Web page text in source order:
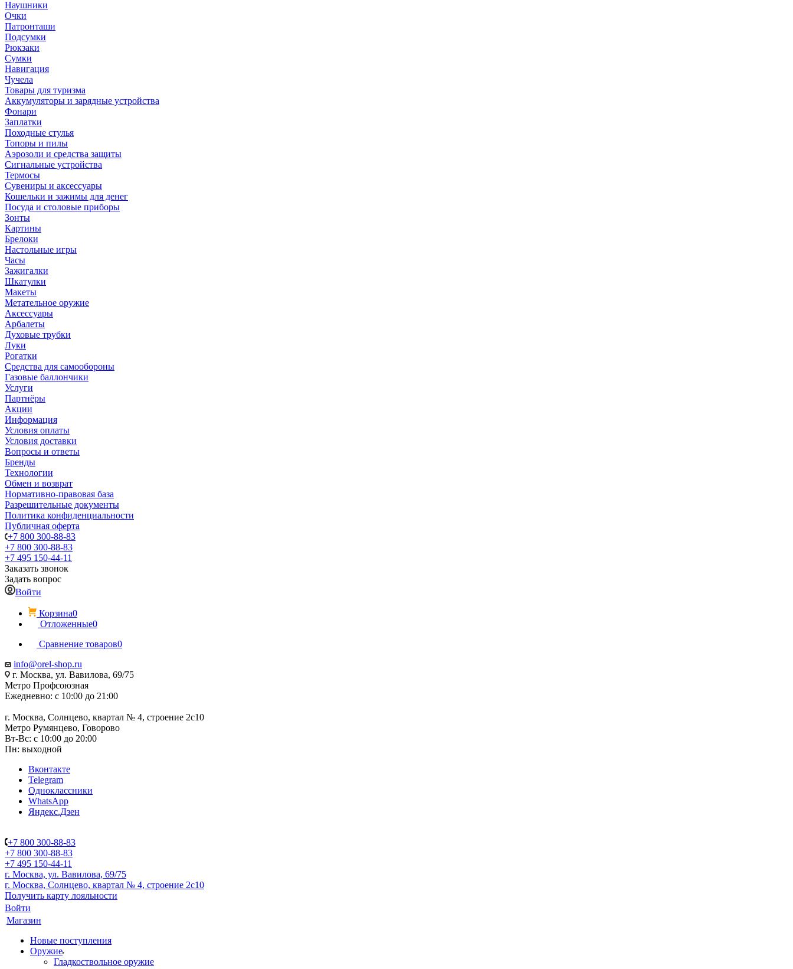
Наушники
Очки
Патронташи
Подсумки
Рюкзаки
Сумки
Навигация
Чучела
Товары для туризма
Аккумуляторы и зарядные устройства
Фонари
Заплатки
Походные стулья
Топоры и пилы
Аэрозоли и средства защиты
Сигнальные устройства
Термосы
Сувениры и аксессуары
Кошельки и зажимы для денег
Посуда и столовые приборы
Зонты
Картины
Брелоки
Настольные игры
Часы
Зажигалки
Шкатулки
Макеты
Метательное оружие
Аксессуары
Арбалеты
Духовые трубки
Луки
Рогатки
Средства для самообороны
Газовые баллончики
Услуги
Партнёры
Акции
Информация
Условия оплаты
Условия доставки
Вопросы и ответы
Бренды
Технологии
Обмен и возврат
Нормативно-правовая база
Разрешительные документы
Политика конфиденциальности
Публичная оферта
+7 800 300-88-83
+7 800 300-88-83
+7 495 150-44-11
Заказать звонок
Задать вопрос
Войти
Корзина0
Отложенные0
Сравнение товаров0
info@orel-shop.ru
г. Москва, ул. Вавилова, 69/75
Метро Профсоюзная
Ежедневно: с 10:00 до 21:00
г. Москва, Солнцево, квартал № 4, строение 2с10
Метро Румянцево, Говорово
Вт-Вс: с 10:00 до 20:00
Пн: выходной
Вконтакте
Telegram
Одноклассники
WhatsApp
Яндекс.Дзен
+7 800 300-88-83
+7 800 300-88-83
+7 495 150-44-11
г. Москва, ул. Вавилова, 69/75
г. Москва, Солнцево, квартал № 4, строение 2с10
Получить карту лояльности
Войти
Магазин
Новые поступления
Оружие
Гладкоствольное оружие